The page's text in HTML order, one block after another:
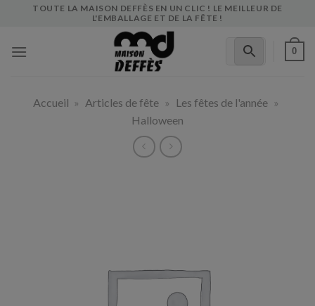
TOUTE LA MAISON DEFFÈS EN UN CLIC ! LE MEILLEUR DE
L'EMBALLAGE ET DE LA FÊTE !
0
Accueil » Articles de fête » Les fêtes de l'année »
Halloween